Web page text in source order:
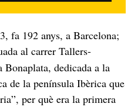
fa 192 anys, a Barcelona;
al carrer Tallers-
dedicada a la
de la península Ibèrica que
per què era la primera